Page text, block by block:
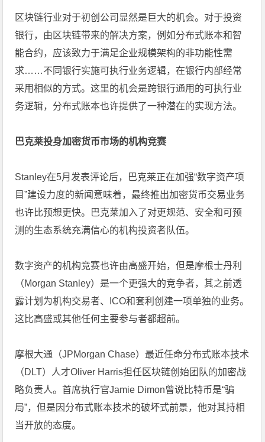
区块链行业对于初创公司显然是巨大的机会。对于投资
银行，由区块链带来的解决方案，例如分布式账本和智
能合约，应该致力于满足企业规模架构的非功能性需
求……不同银行实施可执行业务逻辑，在银行内部经常
采用相似的方式。这里的机会是跨银行通用的可执行业
务逻辑，分布式账本也许提供了一种潜在的实现方法。
巴克莱投身加密货币市场的机构竞赛
Stanley在5月发表评论后，巴克莱正在加强“数字资产项
目”建设力度的新闻意味着，最终推出加密货币交易业务
也许比预想更快。巴克莱加入了对更规范、安全和可预
测的生态系统充满信心的机构投资者队伍。
数字资产的机构竞赛也许由高盛开始，但是摩根士丹利
（Morgan Stanley）是一个更强大的竞争者，其之前透
露计划为机构交易者、ICO和套利创建一项单独的业务。
这比高盛或其他任何主要参与者都超前。
摩根大通（JPMorgan Chase）最近任命分布式账本技术
（DLT）人才Oliver Harris担任区块链创始团队的加密战
略负责人。首席执行官Jamie Dimon曾说比特币是“骗
局”，但是因分布式账本技术的破坏式前景，他对其持相
当开放的态度。